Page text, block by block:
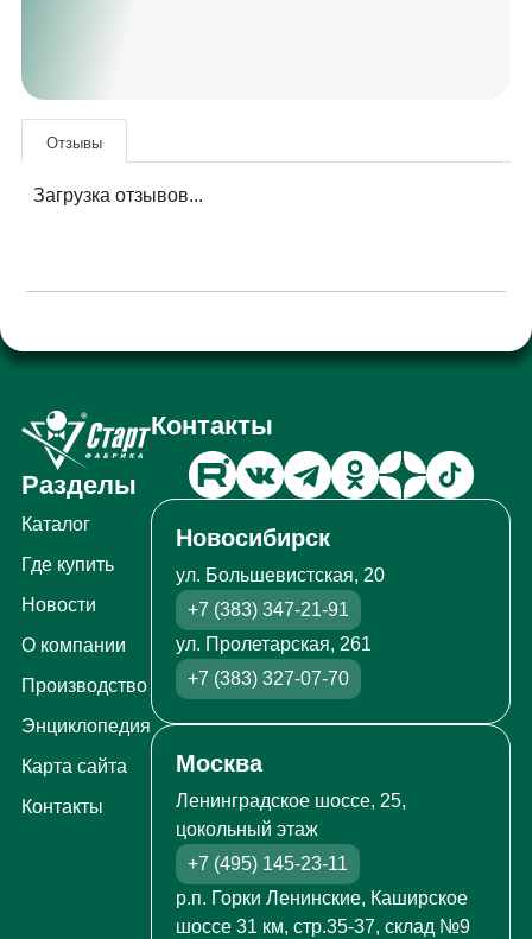
Отзывы
Загрузка отзывов...
Разделы
Каталог
Где купить
Новости
О компании
Производство
Энциклопедия
Карта сайта
Контакты
Контакты
Новосибирск
ул. Большевистская, 20
+7 (383) 347-21-91
ул. Пролетарская, 261
+7 (383) 327-07-70
Москва
Ленинградское шоссе, 25,
цокольный этаж
+7 (495) 145-23-11
р.п. Горки Ленинские, Каширское
шоссе 31 км, стр.35-37, склад №9